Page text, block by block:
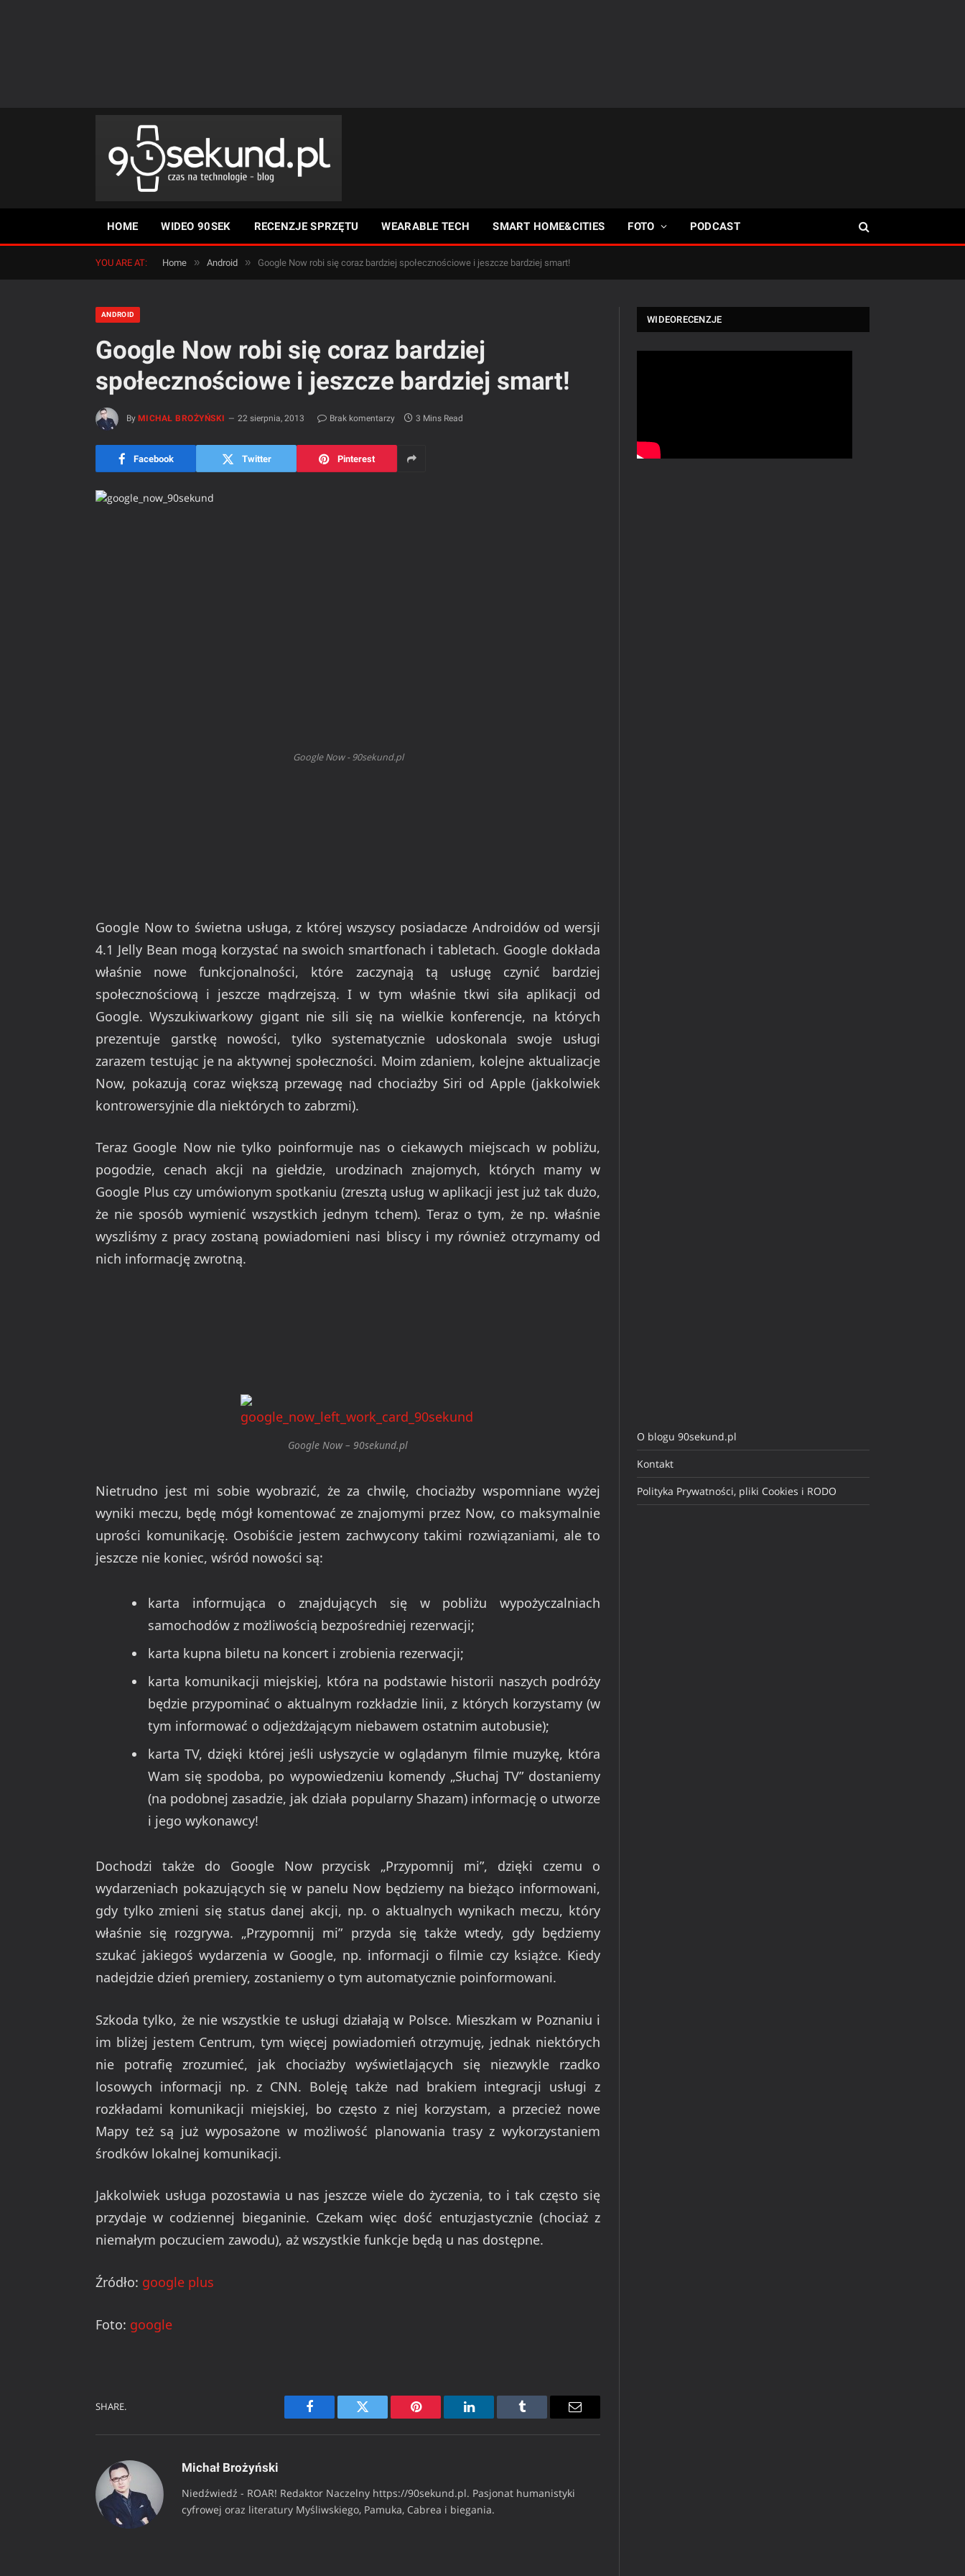
HOME WIDEO 90SEK RECENZJE SPRZĘTU WEARABLE TECH SMART HOME&CITIES FOTO PODCAST
YOU ARE AT: Home » Android » Google Now robi się coraz bardziej społecznościowe i jeszcze bardziej smart!
ANDROID
Google Now robi się coraz bardziej
społecznościowe i jeszcze bardziej smart!
By MICHAŁ BROŻYŃSKI 22 sierpnia, 2013 Brak komentarzy 3 Mins Read
Facebook Twitter Pinterest
Google Now - 90sekund.pl
Google Now to świetna usługa, z której wszyscy posiadacze Androidów od wersji
4.1 Jelly Bean mogą korzystać na swoich smartfonach i tabletach. Google dokłada
właśnie nowe funkcjonalności, które zaczynają tą usługę czynić bardziej
społecznościową i jeszcze mądrzejszą. I w tym właśnie tkwi siła aplikacji od
Google. Wyszukiwarkowy gigant nie sili się na wielkie konferencje, na których
prezentuje garstkę nowości, tylko systematycznie udoskonala swoje usługi
zarazem testując je na aktywnej społeczności. Moim zdaniem, kolejne aktualizacje
Now, pokazują coraz większą przewagę nad chociażby Siri od Apple (jakkolwiek
kontrowersyjnie dla niektórych to zabrzmi).
Teraz Google Now nie tylko poinformuje nas o ciekawych miejscach w pobliżu,
pogodzie, cenach akcji na giełdzie, urodzinach znajomych, których mamy w
Google Plus czy umówionym spotkaniu (zresztą usług w aplikacji jest już tak dużo,
że nie sposób wymienić wszystkich jednym tchem). Teraz o tym, że np. właśnie
wyszliśmy z pracy zostaną powiadomieni nasi bliscy i my również otrzymamy od
nich informację zwrotną.
Google Now – 90sekund.pl
Nietrudno jest mi sobie wyobrazić, że za chwilę, chociażby wspomniane wyżej
wyniki meczu, będę mógł komentować ze znajomymi przez Now, co maksymalnie
uprości komunikację. Osobiście jestem zachwycony takimi rozwiązaniami, ale to
jeszcze nie koniec, wśród nowości są:
karta informująca o znajdujących się w pobliżu wypożyczalniach
samochodów z możliwością bezpośredniej rezerwacji;
karta kupna biletu na koncert i zrobienia rezerwacji;
karta komunikacji miejskiej, która na podstawie historii naszych podróży
będzie przypominać o aktualnym rozkładzie linii, z których korzystamy (w
tym informować o odjeżdżającym niebawem ostatnim autobusie);
karta TV, dzięki której jeśli usłyszycie w oglądanym filmie muzykę, która
Wam się spodoba, po wypowiedzeniu komendy „Słuchaj TV” dostaniemy
(na podobnej zasadzie, jak działa popularny Shazam) informację o utworze
i jego wykonawcy!
Dochodzi także do Google Now przycisk „Przypomnij mi”, dzięki czemu o
wydarzeniach pokazujących się w panelu Now będziemy na bieżąco informowani,
gdy tylko zmieni się status danej akcji, np. o aktualnych wynikach meczu, który
właśnie się rozgrywa. „Przypomnij mi” przyda się także wtedy, gdy będziemy
szukać jakiegoś wydarzenia w Google, np. informacji o filmie czy książce. Kiedy
nadejdzie dzień premiery, zostaniemy o tym automatycznie poinformowani.
Szkoda tylko, że nie wszystkie te usługi działają w Polsce. Mieszkam w Poznaniu i
im bliżej jestem Centrum, tym więcej powiadomień otrzymuję, jednak niektórych
nie potrafię zrozumieć, jak chociażby wyświetlających się niezwykle rzadko
losowych informacji np. z CNN. Boleję także nad brakiem integracji usługi z
rozkładami komunikacji miejskiej, bo często z niej korzystam, a przecież nowe
Mapy też są już wyposażone w możliwość planowania trasy z wykorzystaniem
środków lokalnej komunikacji.
Jakkolwiek usługa pozostawia u nas jeszcze wiele do życzenia, to i tak często się
przydaje w codziennej bieganinie. Czekam więc dość entuzjastycznie (chociaż z
niemałym poczuciem zawodu), aż wszystkie funkcje będą u nas dostępne.
Źródło: google plus
Foto: google
SHARE.
Facebook Twitter Pinterest LinkedIn Tumblr Email
Michał Brożyński
Niedźwiedź - ROAR! Redaktor Naczelny https://90sekund.pl. Pasjonat humanistyki
cyfrowej oraz literatury Myśliwskiego, Pamuka, Cabrea i biegania.
WIDEORECENZJE
O blogu 90sekund.pl
Kontakt
Polityka Prywatności, pliki Cookies i RODO